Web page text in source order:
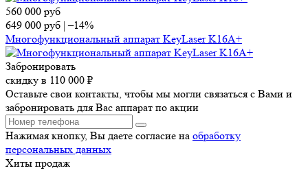
560 000 руб
649 000 руб |–14%
Многофункциональный аппарат KeyLaser K16A+
Забронировать
скидку в 110 000 ₽
Оставьте свои контакты, чтобы мы могли связаться с Вами и
забронировать для Вас аппарат по акции
Нажимая кнопку, Вы даете согласие на обработку
персональных данных
Хиты продаж